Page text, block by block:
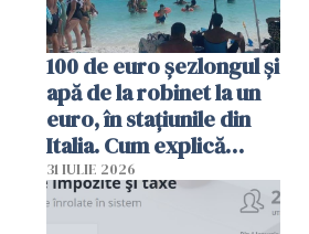
100 de euro șezlongul și
apă de la robinet la un
euro, în stațiunile din
Italia. Cum explică
autoritățile
31 IULIE 2026